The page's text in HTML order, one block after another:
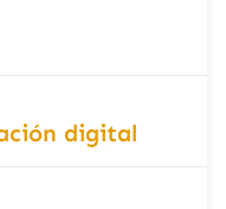
digital